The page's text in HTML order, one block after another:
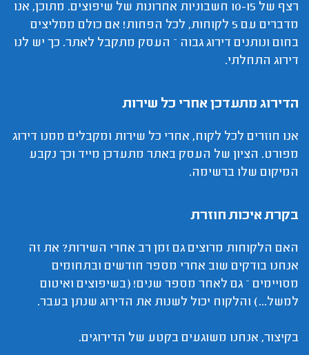
רצף של 10-15 חשבוניות אחרונות של שיפוצים. מתוכן, אנו
מדברים עם 5 לקוחות, לכל הפחות! אם כולם ממליצים
בחום ונותנים דירוג גבוה – העסק מתקבל לאתר. כך יש לנו
דירוג התחלתי.
הדירוג מתעדכן אחרי כל שירות
אנו חוזרים לכל לקוח, אחרי כל שירות ומקבלים ממנו דירוג
מפורט. הציון של העסק באתר מתעדכן מייד וכך נקבע
המיקום שלו ברשימה.
בקרת איכות חוזרת
האם הלקוחות מרוצים גם זמן רב אחרי השירות? את זה
אנחנו בודקים שוב אחרי מספר חודשים ובתחומים
מסויימים – גם לאחר מספר שנים! (בשיפוצים ואיטום
למשל...) והלקוח יכול לשנות את הדירוג שנתן בעבר.
בקיצור, אנחנו משוגעים בקטע של הדירוגים.